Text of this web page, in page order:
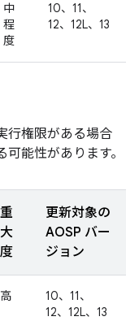
中
程
度
10、11、
12、12L、13
行権限がある場合
能性があります。
重
大
度
更新対象の
AOSP バー
ジョン
高
10、11、
12、12L、13